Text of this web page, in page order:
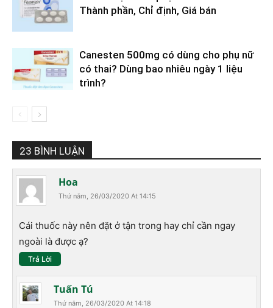
Thành phần, Chỉ định, Giá bán
Canesten 500mg có dùng cho phụ nữ
có thai? Dùng bao nhiêu ngày 1 liệu
trình?
23 BÌNH LUẬN
Hoa
Thứ năm, 26/03/2020 At 14:15
Cái thuốc này nên đặt ở tận trong hay chỉ cần ngay
ngoài là được ạ?
Trả Lời
Tuấn Tú
Thứ năm, 26/03/2020 At 14:18